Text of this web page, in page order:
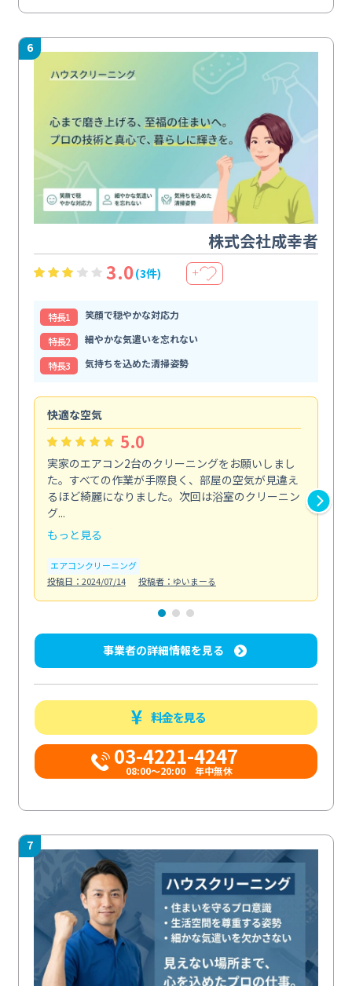
6
株式会社成幸者
3.0(3件) ＋
特⻑1
笑顔で穏やかな対応力
特⻑2
細やかな気遣いを忘れない
特⻑3
気持ちを込めた清掃姿勢
快適な空気
5.0
実家のエアコン2台のクリーニングをお願いしまし
た。すべての作業が手際良く、部屋の空気が見違え
るほど綺麗になりました。次回は浴室のクリーニン
グ...
もっと見る
エアコンクリーニング
投稿日：2024/07/14
投稿者：ゆいまーる
事業者の詳細情報を見る
料金を見る
03-4221-4247
08:00～20:00 年中無休
7